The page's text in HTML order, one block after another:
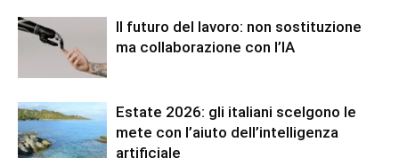
Il futuro del lavoro: non sostituzione
ma collaborazione con l’IA
Estate 2026: gli italiani scelgono le
mete con l’aiuto dell’intelligenza
artificiale